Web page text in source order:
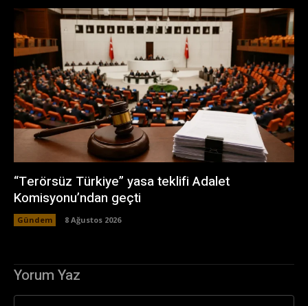
“Terörsüz Türkiye” yasa teklifi Adalet
Komisyonu’ndan geçti
Gündem 8 Ağustos 2026
Yorum Yaz